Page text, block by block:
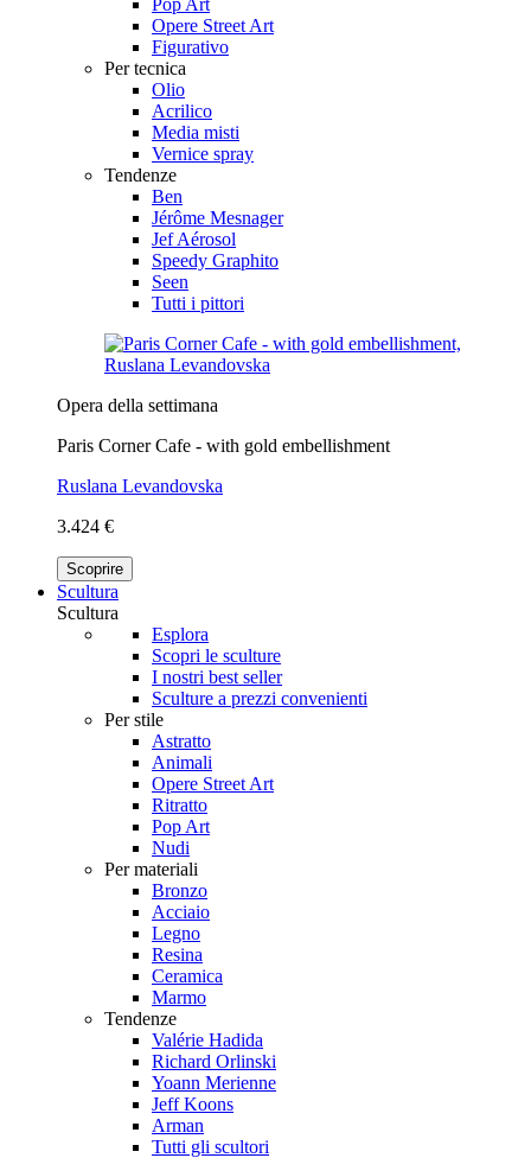
Opere Street Art
Figurativo
Per tecnica
Olio
Acrilico
Media misti
Vernice spray
Tendenze
Ben
Jérôme Mesnager
Jef Aérosol
Speedy Graphito
Seen
Tutti i pittori
Opera della settimana
Paris Corner Cafe - with gold embellishment
Ruslana Levandovska
3.424 €
Scoprire
Scultura
Scultura
Esplora
Scopri le sculture
I nostri best seller
Sculture a prezzi convenienti
Per stile
Astratto
Animali
Opere Street Art
Ritratto
Pop Art
Nudi
Per materiali
Bronzo
Acciaio
Legno
Resina
Ceramica
Marmo
Tendenze
Valérie Hadida
Richard Orlinski
Yoann Merienne
Jeff Koons
Arman
Tutti gli scultori